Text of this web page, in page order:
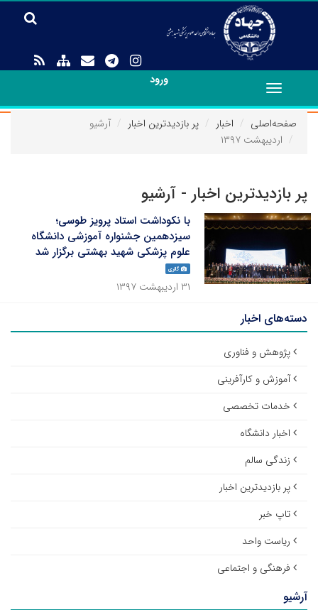
ورود
Toggle
navigation
صفحه‌اصلی
اخبار پر بازدیدترین اخبار
آرشیو
اردیبهشت ۱۳۹۷
پر بازدیدترین اخبار - آرشیو
با نکوداشت استاد پرویز طوسی؛
سیزدهمین جشنواره آموزشی دانشگاه
علوم پزشکی شهید بهشتی برگزار شد
گالری
۳۱ اردیبهشت ۱۳۹۷
دسته‌های اخبار
پژوهش و فناوری
آموزش و کارآفرینی
خدمات تخصصی
اخبار دانشگاه
زندگی سالم
پر بازدیدترین اخبار
تاپ خبر
ریاست واحد
فرهنگی و اجتماعی
آرشیو